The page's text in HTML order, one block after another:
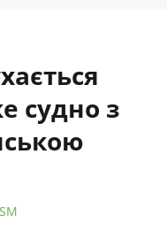
судно з